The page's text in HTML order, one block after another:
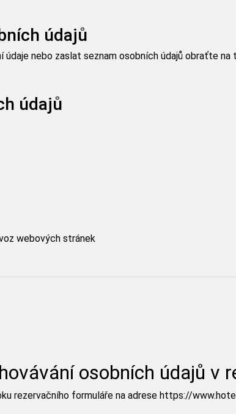
údajů
nebo zaslat seznam osobních údajů obraťte na
údajů
webových stránek
osobních údajů v
rezervačního formuláře na adrese https://